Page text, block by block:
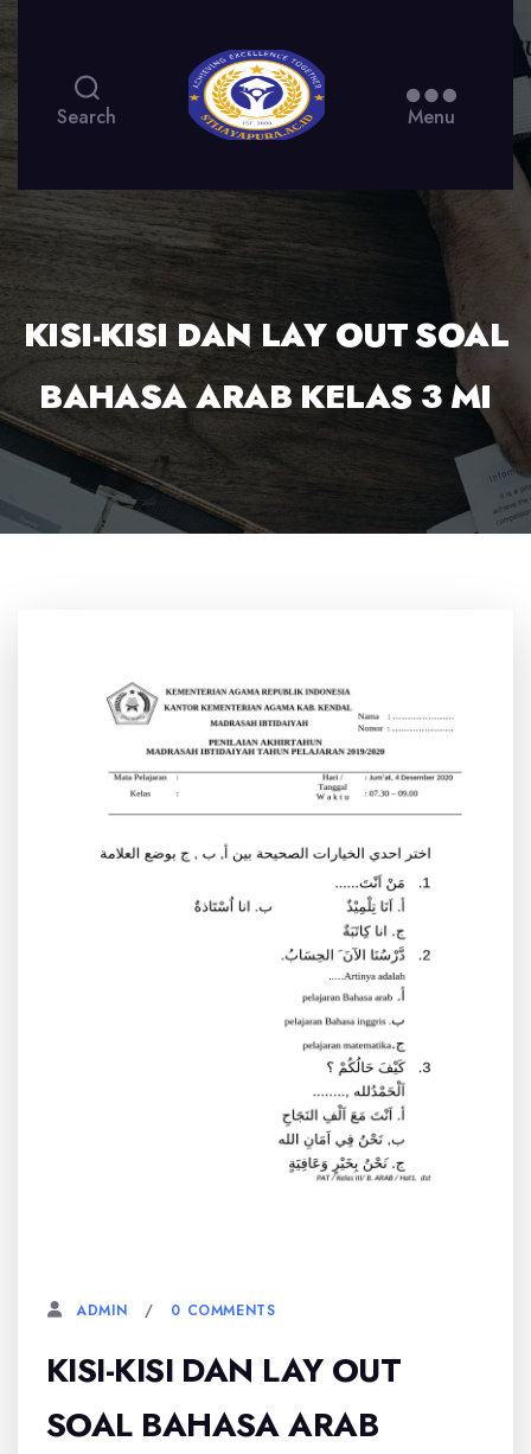
Search Menu
KISI-KISI DAN LAY OUT SOAL
BAHASA ARAB KELAS 3 MI
ADMIN 0 COMMENTS
KISI-KISI DAN LAY OUT
SOAL BAHASA ARAB